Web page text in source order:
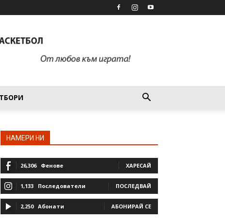
НАМЕРИ НИ
26,306 Фенове ХАРЕСАЙ
1,133 Последователи ПОСЛЕДВАЙ
2,250 Абонати АБОНИРАЙ СЕ